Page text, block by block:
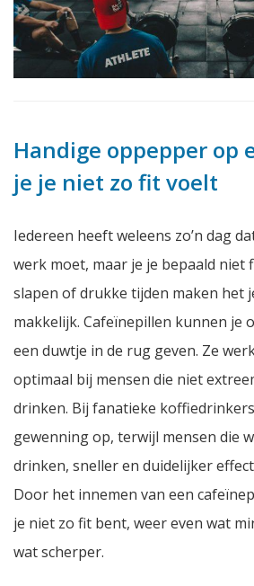
Handige oppepper op
je je niet zo fit voelt
Iedereen heeft weleens zo’n dag
werk moet, maar je je bepaald niet
slapen of drukke tijden maken het
makkelijk. Cafeïnepillen kunnen je
een duwtje in de rug geven. Ze
optimaal bij mensen die niet
drinken. Bij fanatieke
gewenning op, terwijl mensen die
drinken, sneller en duidelijker
Door het innemen van een
je niet zo fit bent, weer even wat
wat scherper.